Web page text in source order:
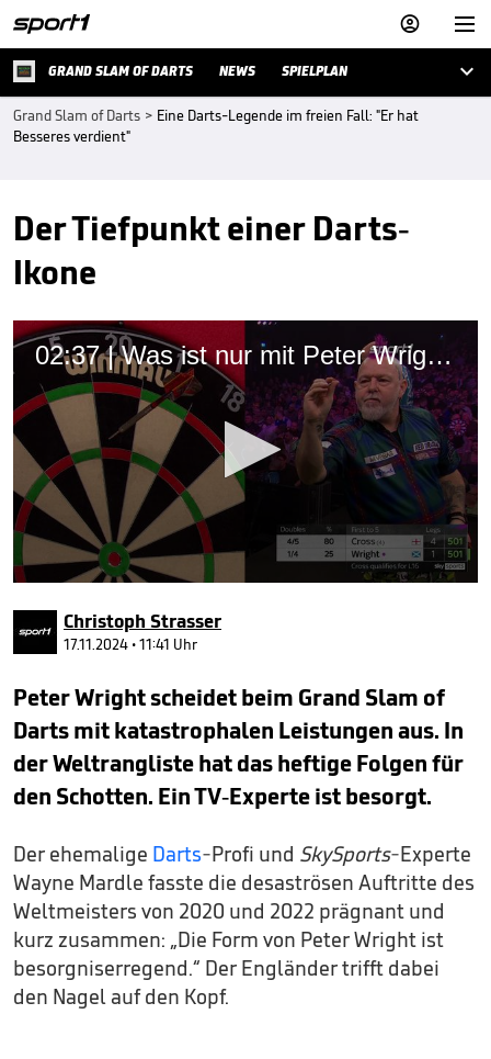


GRAND SLAM OF DARTS NEWS SPIELPLAN 
Grand Slam of Darts > Eine Darts-Legende im freien Fall: "Er hat
Besseres verdient"
Der Tiefpunkt einer Darts-
Ikone
02:37 | Was ist nur mit Peter Wright los!?
seconds
of
minutes,
seconds
Christoph Strasser
17.11.2024 • 11:41 Uhr
Peter Wright scheidet beim Grand Slam of
Darts mit katastrophalen Leistungen aus. In
der Weltrangliste hat das heftige Folgen für
den Schotten. Ein TV-Experte ist besorgt.
Der ehemalige Darts-Profi und SkySports-Experte
Wayne Mardle fasste die desaströsen Auftritte des
Weltmeisters von 2020 und 2022 prägnant und
kurz zusammen: „Die Form von Peter Wright ist
besorgniserregend.“ Der Engländer trifft dabei
den Nagel auf den Kopf.